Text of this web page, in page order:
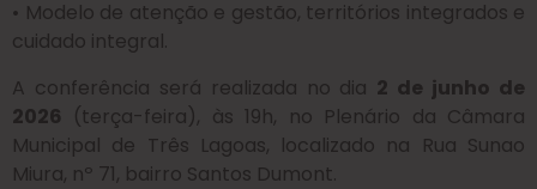
• Modelo de atenção e gestão, territórios integrados e
cuidado integral.
A conferência será realizada no dia 2 de junho de
2026 (terça-feira), às 19h, no Plenário da Câmara
Municipal de Três Lagoas, localizado na Rua Sunao
Miura, nº 71, bairro Santos Dumont.